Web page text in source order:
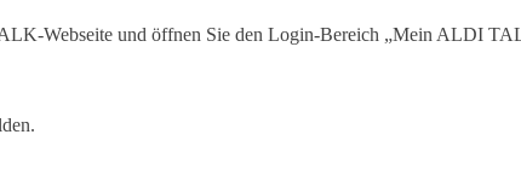
Webseite und öffnen Sie den Login-Bereich „Mein ALDI